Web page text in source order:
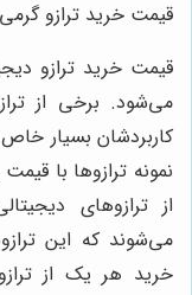
قیمت خرید ترازو گرمی
قیمت خرید ترازو
می‌شود. برخی از
کاربردشان بسیار
نمونه ترازوها با
از ترازوهای
می‌شوند که این
خرید هر یک از